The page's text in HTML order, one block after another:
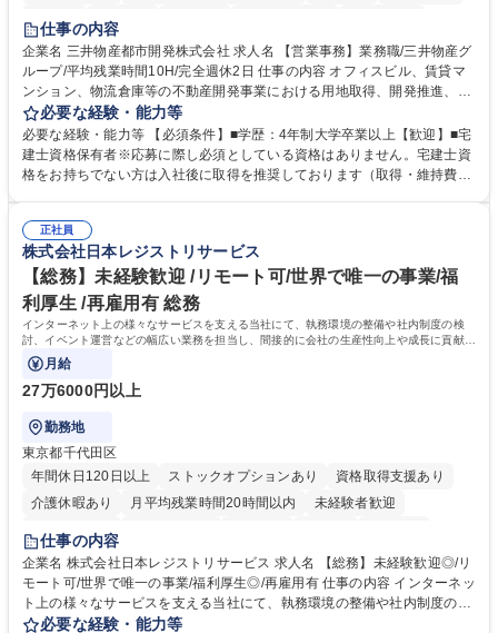
在宅OK
賞与あり
駅近5分以内
土日祝休み 寮・社宅あり
仕事の内容
企業名 三井物産都市開発株式会社 求人名 【営業事務】業務職/三井物産グ
ループ/平均残業時間10H/完全週休2日 仕事の内容 オフィスビル、賃貸マ
ンション、物流倉庫等の不動産開発事業における用地取得、開発推進、賃
貸運営、売却、仲介・活用提案等を行う営業部門において事務業務を担当
いただきます。 【詳細】・契約書管理、契約書製本、捺印対応、ファイリ
ング、登記簿取得、調書取得・支払業務（各種費用支払、支払管理、請
求・支払データ登録、取引先マスター申請対応）・予算作成及び予実管
の他に担当頂く業務が発生する場合があります。 募集職種 【営業事務】
業務職/三井物産グループ/平均残業時間10H/完全週休2日
必要な経験・能力等
必要な経験・能力等 【必須条件】■学歴：4年制大学卒業以上【歓迎】■宅
建士資格保有者※応募に際し必須としている資格はありません。宅建士資
格をお持ちでない方は入社後に取得を推奨しております（取得・維持費用
ション力がある方。 ・チャレンジを厭わず、粘り強く業務に取り組める
方。多様な関係者と謙虚に信頼関係を構築でき、期限を意識したスケジュ
ール管理が出来る方。※将来的に他部署（営業部門、コーポレート部門）
へのジョブローテーションの可能性があります。 学歴・資格 学歴：大学
院 大学 語学力： 資格：宅地建物取引士
正社員
株式会社日本レジストリサービス
【総務】未経験歓迎 /リモート可/世界で唯一の事業/福
利厚生 /再雇用有 総務
インターネット上の様々なサービスを支える当社にて、執務環境の整備や社内制度の検
討、イベント運営などの幅広い業務を担当し、間接的に会社の生産性向上や成長に貢献し
ている部署です。
月給
27万6000円以上
勤務地
東京都千代田区
年間休日120日以上
ストックオプションあり
資格取得支援あり
介護休暇あり
月平均残業時間20時間以内
未経験者歓迎
住宅手当あり
完全週休2日制
交通費支給 駅近5分以内 土日祝休み 服装自由
仕事の内容
企業名 株式会社日本レジストリサービス 求人名 【総務】未経験歓迎◎/リ
モート可/世界で唯一の事業/福利厚生◎/再雇用有 仕事の内容 インターネッ
ト上の様々なサービスを支える当社にて、執務環境の整備や社内制度の検
討、イベント運営などの幅広い業務を担当し、間接的に会社の生産性向上
必要な経験・能力等